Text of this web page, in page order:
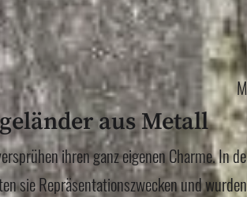
aus Metall
ihren ganz eigenen Charme. In
sie Repräsentationszwecken und